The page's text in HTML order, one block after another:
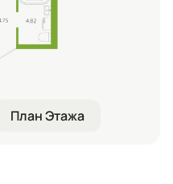
План Этажа